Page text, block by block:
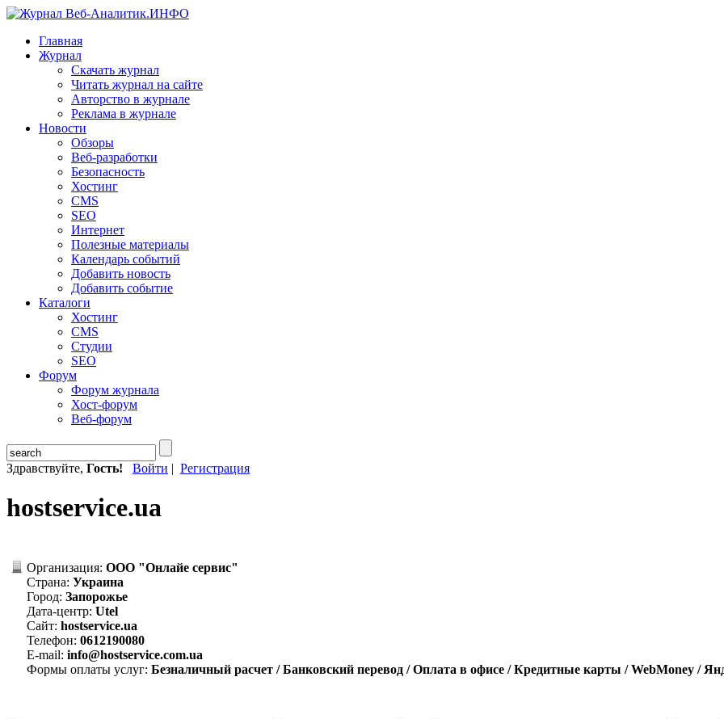
Главная
Журнал
Скачать журнал
Читать журнал на сайте
Авторство в журнале
Реклама в журнале
Новости
Обзоры
Веб-разработки
Безопасность
Хостинг
CMS
SEO
Интернет
Полезные материалы
Календарь событий
Добавить новость
Добавить событие
Каталоги
Хостинг
CMS
Студии
SEO
Форум
Форум журнала
Хост-форум
Веб-форум
Здравствуйте, Гость! Войти | Регистрация
hostservice.ua
Организация: ООО "Онлайе сервис"
Страна: Украина
Город: Запорожье
Дата-центр: Utel
Сайт: hostservice.ua
Телефон: 0612190080
E-mail: info@hostservice.com.ua
Формы оплаты услуг: Безналичный расчет / Банковский перевод / Оплата в офисе / Кредитные карты / WebMoney /